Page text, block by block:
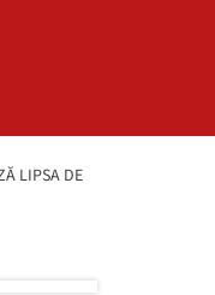
LIPSA DE